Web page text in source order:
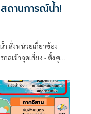
ถานการณ์น้ำ!
สั่งหน่วยเกี่ยวข้อง
ลเข้าจุดเสี่ยง - ตั้งศูนย์